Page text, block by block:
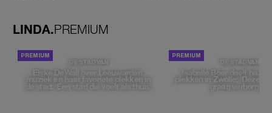
LINDA.PREMIUM
DE STAD VAN
Elske DeWall over Leeuwarden,
muziek en haar favoriete plekken in
de stad: 'Een stad die voelt als thuis'
DE STAD VAN
Isabelle Boer deelt haar
plekken in Zwolle: 'Deze
graag verborgen'